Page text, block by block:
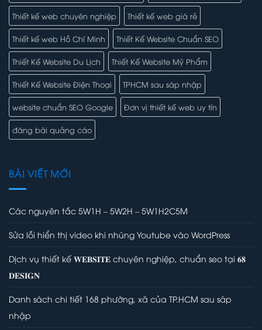
Thiết kế web chuyên nghiệp Thiết kế web giá rẻ
Thiết kế web Hồ Chí Minh Thiết Kế Website Chuẩn SEO
Thiết Kế Website Du Lịch Thiết Kế Website Mỹ Phẩm
Thiết Kế Website Điện Thoại TPHCM sau sáp nhập
website chuẩn SEO Google Đơn vị thiết kế web uy tín
đăng bài quảng cáo
BÀI VIẾT MỚI
Các nguyên tắc 5W1H – 5W2H – 5W1H2C5M
Sửa lỗi hiển thị video khi nhúng Youtube vào WordPress
Dịch vụ thiết kế 𝐖𝐄𝐁𝐒𝐈𝐓𝐄 chuyên nghiệp, chuẩn seo tại 𝟔𝟖
𝐃𝐄𝐒𝐈𝐆𝐍
Danh sách chi tiết 168 phường, xã của TP.HCM sau sáp
nhập